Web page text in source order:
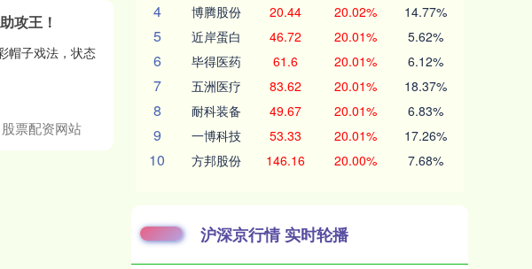
攻王！
帽子戏法，状态
股票配资网站
4 博腾股份 20.44 20.02% 14.77%
5 近岸蛋白 46.72 20.01% 5.62%
6 毕得医药 61.6 20.01% 6.12%
7 五洲医疗 83.62 20.01% 18.37%
8 耐科装备 49.67 20.01% 6.83%
9 一博科技 53.33 20.01% 17.26%
10 方邦股份 146.16 20.00% 7.68%
沪深京行情 实时轮播